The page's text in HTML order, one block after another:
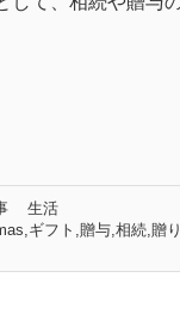
生活
ギフト,贈与,相続,贈